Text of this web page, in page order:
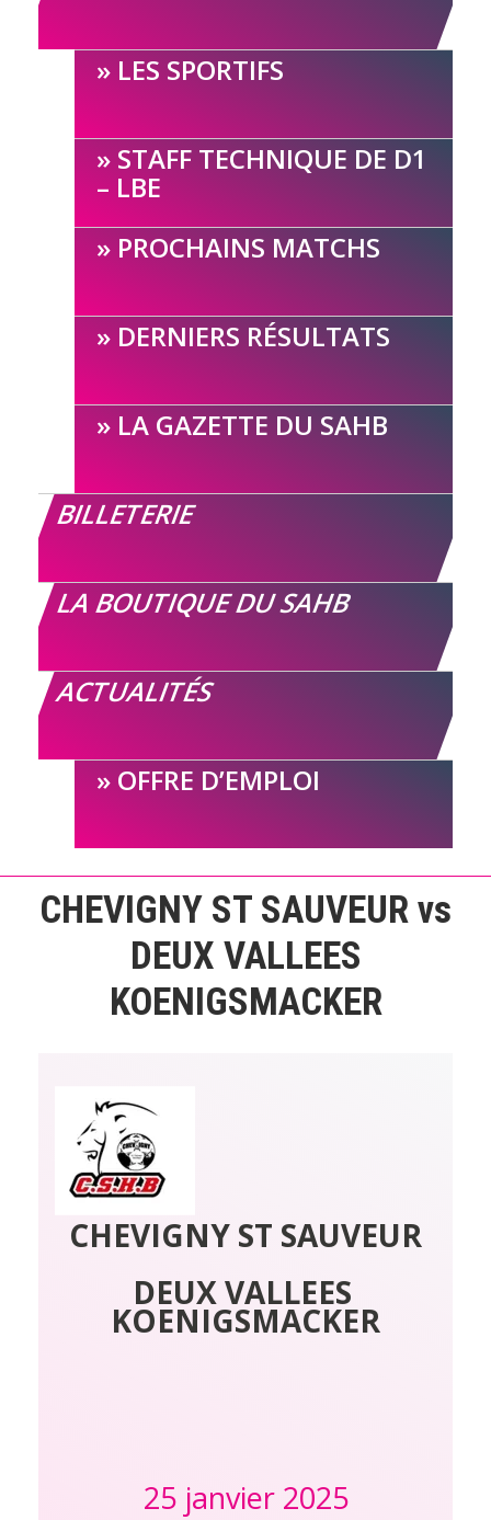
LES SPORTIFS
STAFF TECHNIQUE DE D1
– LBE
PROCHAINS MATCHS
DERNIERS RÉSULTATS
LA GAZETTE DU SAHB
BILLETERIE
LA BOUTIQUE DU SAHB
ACTUALITÉS
OFFRE D’EMPLOI
CHEVIGNY ST SAUVEUR vs
DEUX VALLEES
KOENIGSMACKER
CHEVIGNY ST SAUVEUR
DEUX VALLEES
KOENIGSMACKER
25 janvier 2025